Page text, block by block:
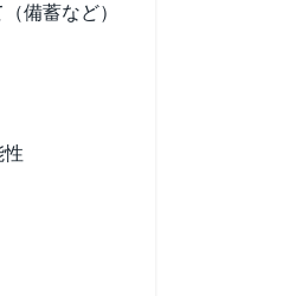
備蓄など）
性